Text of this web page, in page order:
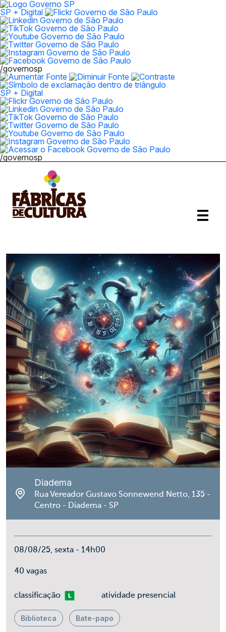
SP + Digital
/governosp
SP + Digital
/governosp
Diadema
Rua Vereador Gustavo Sonnewend Netto, 135 -
Centro - Diadema - SP
08/08/25, sexta - 14h00
40 vagas
classificaçãoLivre atividade presencial
Biblioteca Bate-papo